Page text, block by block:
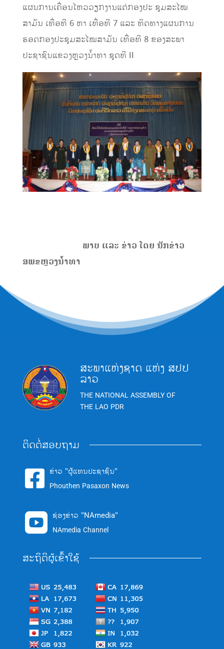
ແຜນການເຄື່ອນໄຫວວຽກງານແຕ່ກອງປະ ຊຸມສະໄໝ
ສາມັນ ເທື່ອທີ 6 ຫາ ເທື່ອທີ 7 ແລະ ທິດທາງແຜນການ
ຮອດກອງປະຊຸມສະໄໝສາມັນ ເທື່ອທີ 8 ຂອງສະພາ
ປະຊາຊົນແຂວງຫຼວງນໍ້າທາ ຊຸດທີ II
ພາບ ແລະ ຂ່າວ ໂດຍ ນັກຂ່າວ
ສພຂຫຼວງນໍ້າທາ
ສະພາແຫ່ງຊາດ ແຫ່ງ ສປປ
ລາວ
THE NATIONAL ASSEMBLY OF
THE LAO PDR
ຕິດຕໍ່ສອບຖາມ
 ຂ່າວ "ຜູ້ແທນປະຊາຊົນ"
Phouthen Pasaxon News
 ຊ່ອງຂ່າວ "NAmedia"
NAmedia Channel
ສະຖິຕິຜູ້ເຂົ້າໃຊ້